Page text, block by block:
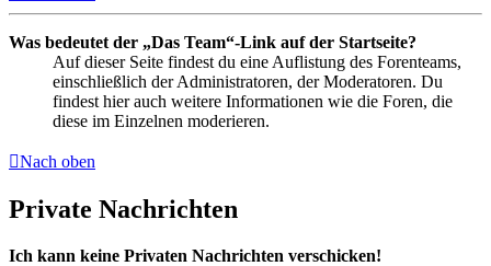
Was bedeutet der „Das Team“-Link auf der Startseite?
Auf dieser Seite findest du eine Auflistung des Forenteams,
einschließlich der Administratoren, der Moderatoren. Du
findest hier auch weitere Informationen wie die Foren, die
diese im Einzelnen moderieren.
Nach oben
Private Nachrichten
Ich kann keine Privaten Nachrichten verschicken!